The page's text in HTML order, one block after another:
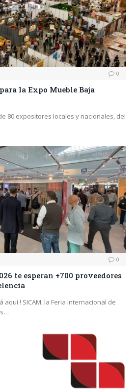
0
la Expo Mueble Baja
80 expositores locales y nacionales, del
0
te esperan +700 proveedores
aquí ! SICAM, la Feria Internacional de